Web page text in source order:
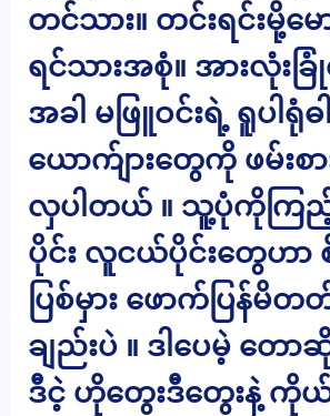
တင်သား။ တင်းရင်းမို့မ
ရင်သားအစုံ။ အားလုံး
အခါ မဖြူဝင်းရဲ့ ရူပါရုံ
ယောက်ျားတွေကို ဖမ်းစာ
လှပါတယ် ။ သူ့ပုံကိုကြည့်
ပိုင်း လူငယ်ပိုင်းတွေဟာ
ပြစ်မှား ဖောက်ပြန်မိ
ချည်းပဲ ။ ဒါပေမဲ့ တေ
ဒီငဲ့ ဟိုတွေးဒီတွေးနဲ့ ကို